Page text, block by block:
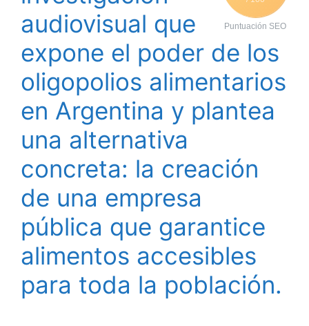
Puntuación SEO
audiovisual que
expone el poder de los
oligopolios alimentarios
en Argentina y plantea
una alternativa
concreta: la creación
de una empresa
pública que garantice
alimentos accesibles
para toda la población.